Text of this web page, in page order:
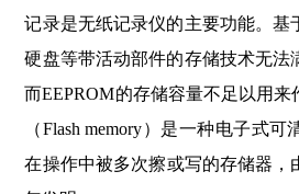
记录是无纸记录仪的主要功能。基
硬盘等带活动部件的存储技术无法
而EEPROM的存储容量不足以用
（Flash memory）是一种电子式
在操作中被多次擦或写的存储器，